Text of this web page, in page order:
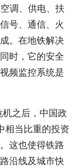
调、供电、扶
号、通信、火
。在地铁解决
时，它的安全
频监控系统是
之后，中国政
相当比重的投资
这也使得铁路
沿线及城市快